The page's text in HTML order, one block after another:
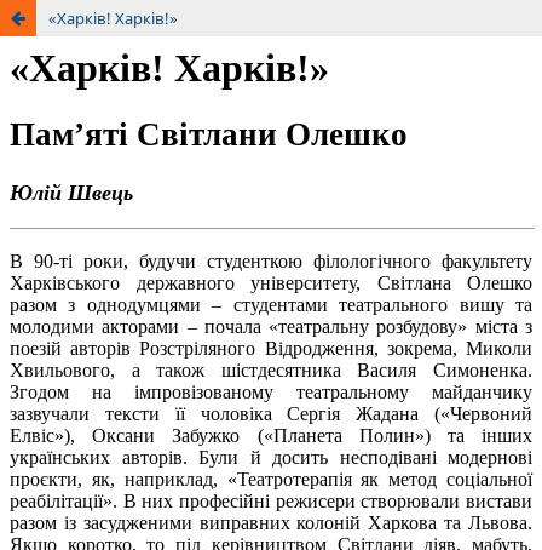
«Харків! Харків!»